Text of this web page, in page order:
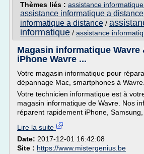
Thèmes liés : assistance
assistance informatique a distance
informatique a distance /
informatique / assistance
Magasin informatique Wavre
iPhone Wavre ...
Votre magasin informatique pour
dépannage Mac, smartphones à Wavre.
Votre technicien informatique est à
magasin informatique de Wavre. Nos
réparent rapidement iPhone, Samsung,
Lire la suite
Date: 2017-12-01 16:42:08
Site : https://www.mistergenius.be